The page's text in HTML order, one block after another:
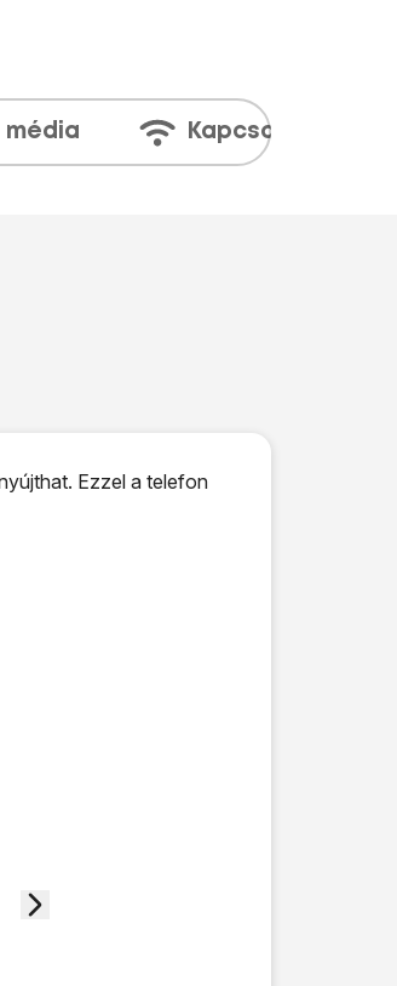
média Kapcsolatok
Ezzel a telefon